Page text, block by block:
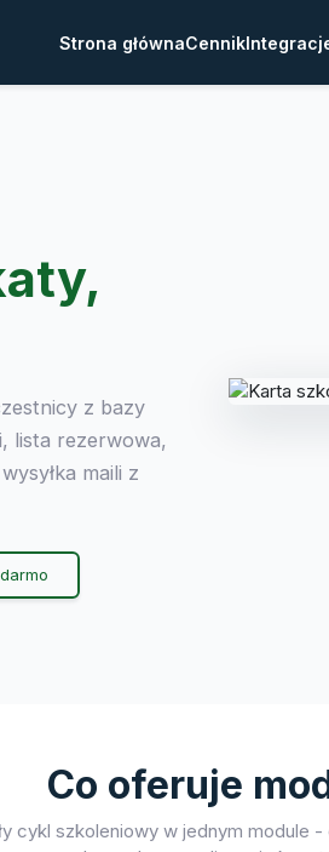
Strona głównaCennik
z bazy
lista rezerwowa,
maili z
Co oferuje
cykl szkoleniowy w jednym module